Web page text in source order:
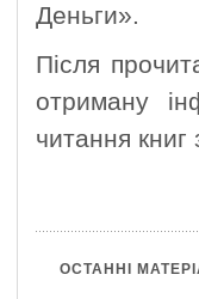
Деньги».
Після
отриману
читання
ОСТАННІ